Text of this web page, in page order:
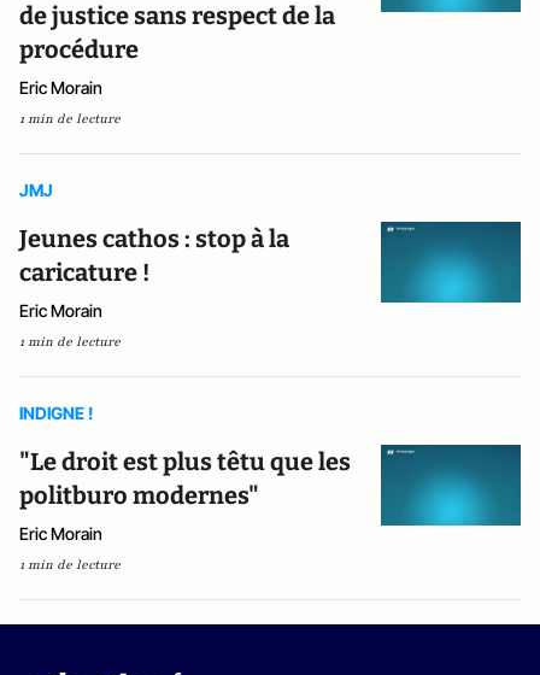
de justice sans respect de la
procédure
Eric Morain
1 min de lecture
JMJ
Jeunes cathos : stop à la
caricature !
Eric Morain
1 min de lecture
INDIGNE !
"Le droit est plus têtu que les
politburo modernes"
Eric Morain
1 min de lecture